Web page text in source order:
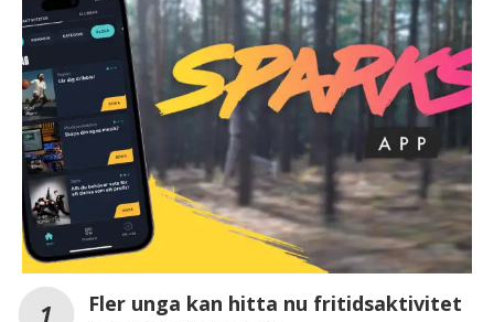
Fler unga kan hitta nu fritidsaktivitet